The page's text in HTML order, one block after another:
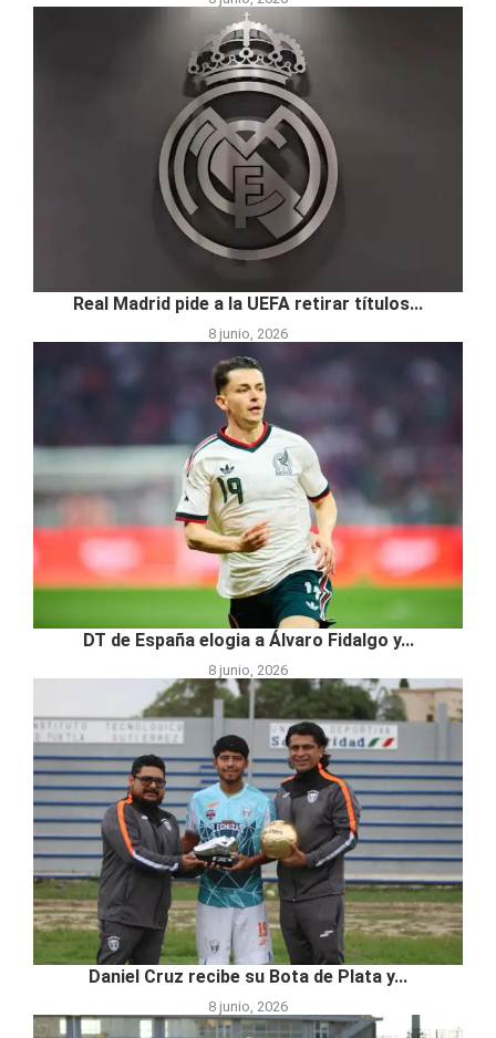
Real Madrid pide a la UEFA retirar títulos...
8 junio, 2026
DT de España elogia a Álvaro Fidalgo y...
8 junio, 2026
Daniel Cruz recibe su Bota de Plata y...
8 junio, 2026